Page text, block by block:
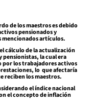
de los maestros es debido
pensionados y
mencionados artículos.
cálculo de la actualización
pensionistas, la cual era
los trabajadores activos
lo que afectaría
reciben los maestros.
el índice nacional
el concepto de inflación